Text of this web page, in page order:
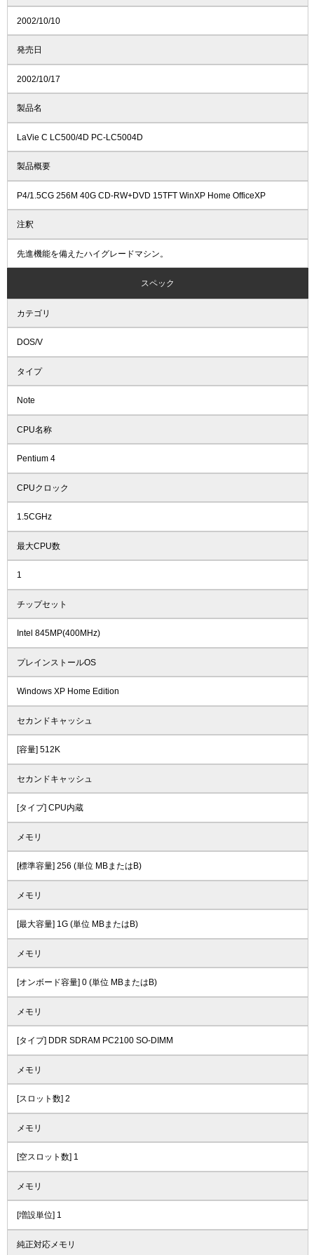
2002/10/10
発売日
2002/10/17
製品名
LaVie C LC500/4D PC-LC5004D
製品概要
P4/1.5CG 256M 40G CD-RW+DVD 15TFT WinXP Home OfficeXP
注釈
先進機能を備えたハイグレードマシン。
スペック
カテゴリ
DOS/V
タイプ
Note
CPU名称
Pentium 4
CPUクロック
1.5CGHz
最大CPU数
1
チップセット
Intel 845MP(400MHz)
プレインストールOS
Windows XP Home Edition
セカンドキャッシュ
[容量] 512K
セカンドキャッシュ
[タイプ] CPU内蔵
メモリ
[標準容量] 256 (単位 MBまたはB)
メモリ
[最大容量] 1G (単位 MBまたはB)
メモリ
[オンボード容量] 0 (単位 MBまたはB)
メモリ
[タイプ] DDR SDRAM PC2100 SO-DIMM
メモリ
[スロット数] 2
メモリ
[空スロット数] 1
メモリ
[増設単位] 1
純正対応メモリ